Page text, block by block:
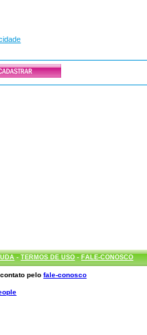
-TERMOS DE USO- FALE-CONOSCO
pelofale-conosco